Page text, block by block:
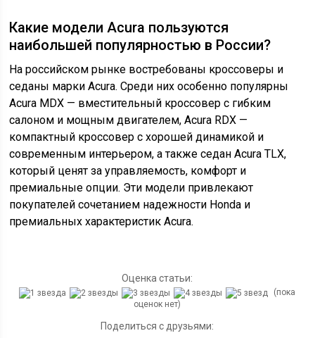
Какие модели Acura пользуются
наибольшей популярностью в России?
На российском рынке востребованы кроссоверы и
седаны марки Acura. Среди них особенно популярны
Acura MDX — вместительный кроссовер с гибким
салоном и мощным двигателем, Acura RDX —
компактный кроссовер с хорошей динамикой и
современным интерьером, а также седан Acura TLX,
который ценят за управляемость, комфорт и
премиальные опции. Эти модели привлекают
покупателей сочетанием надежности Honda и
премиальных характеристик Acura.
Оценка статьи:
(пока
оценок нет)
Поделиться с друзьями: